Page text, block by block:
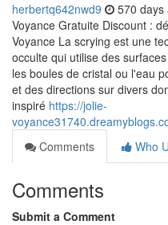
herbertq642nwd9 570 days
Voyance Gratuite Discount :
Voyance La scrying est une
occulte qui utilise des
les boules de cristal ou l'eau
et des directions sur divers
inspiré https://jolie-
Comments
Who
Comments
Submit a Comment